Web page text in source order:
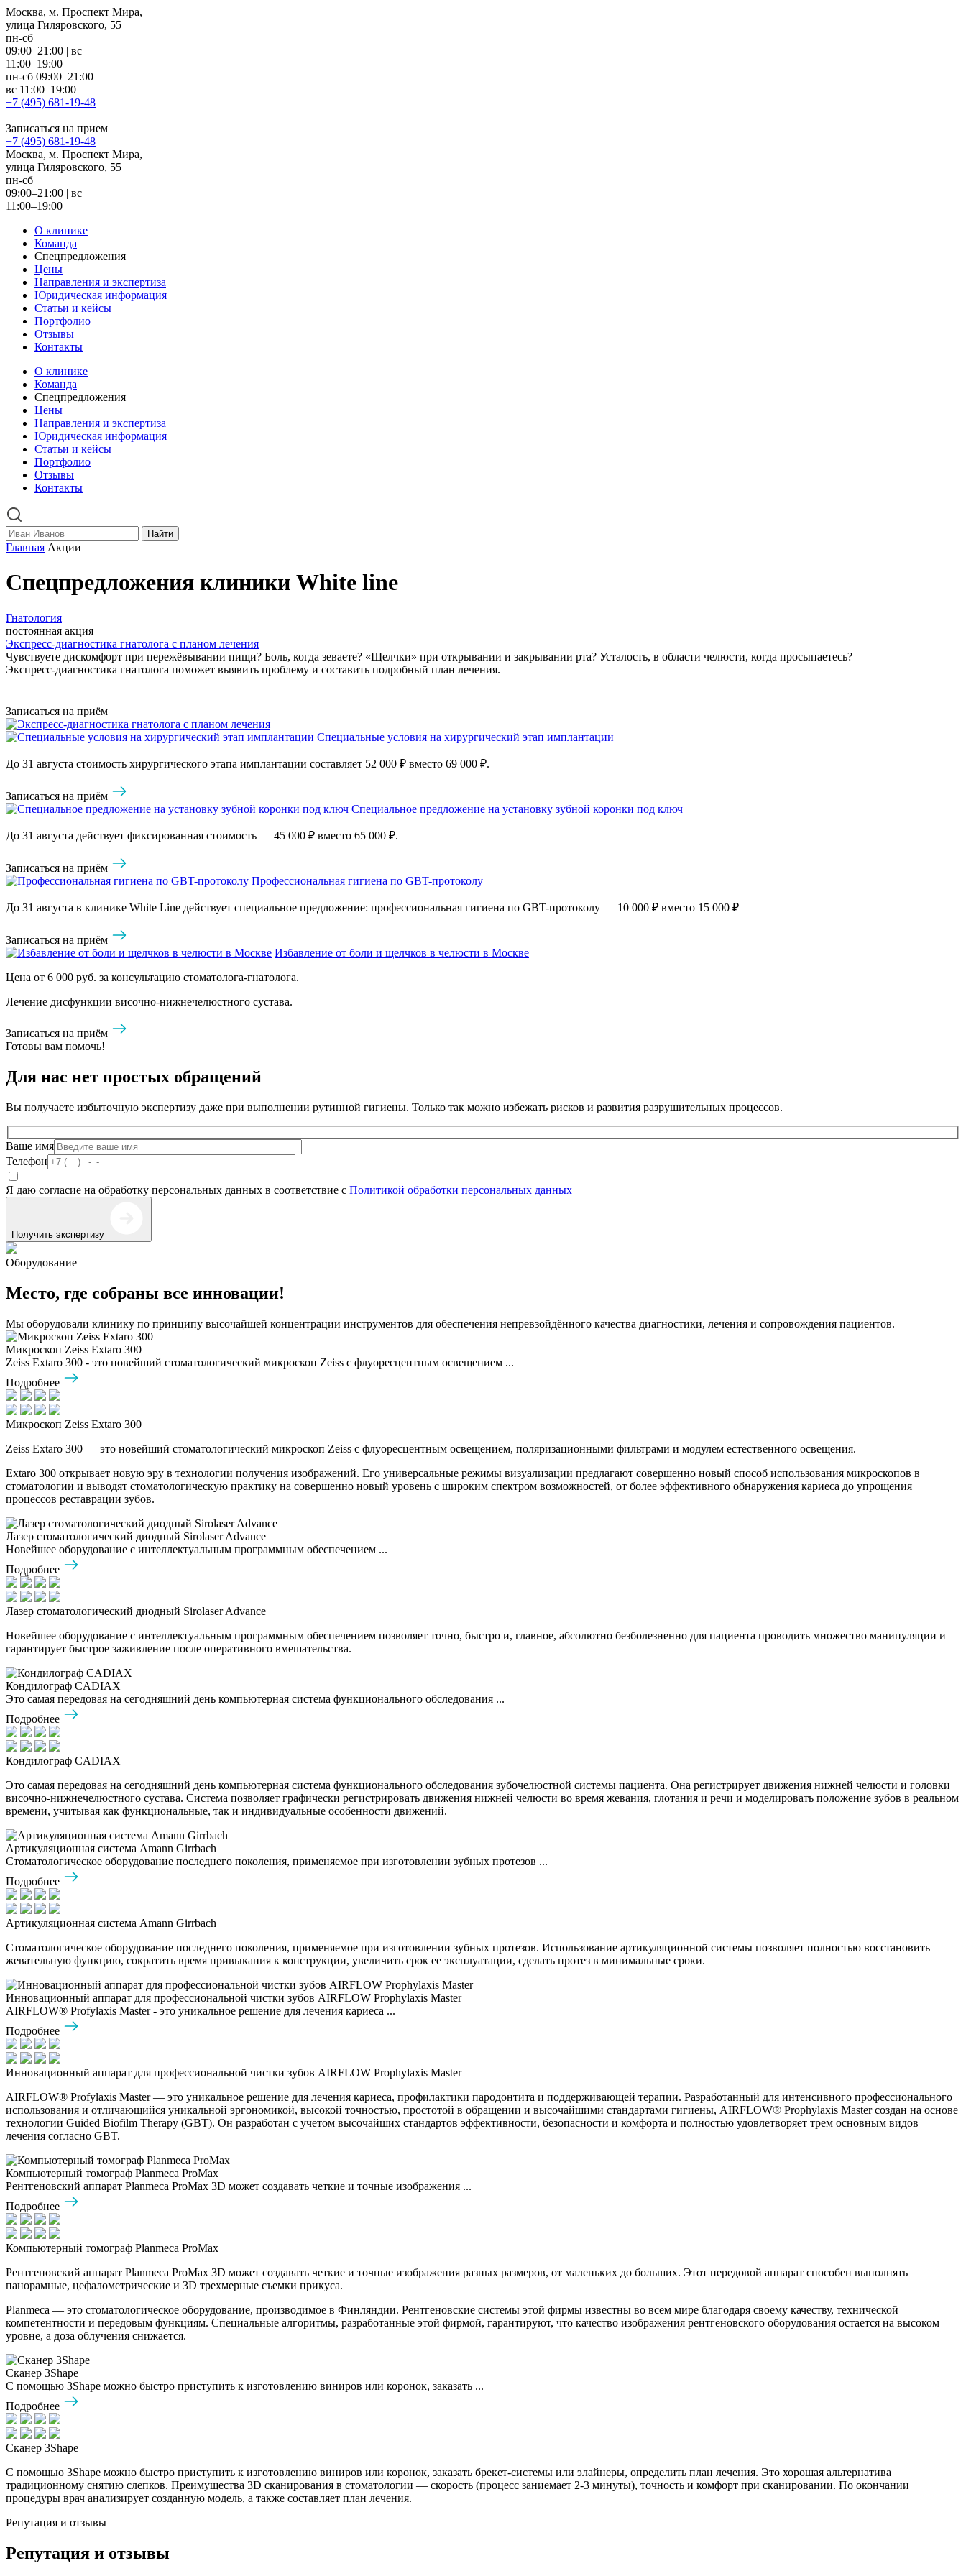
Москва, м. Проспект Мира,
улица Гиляровского, 55
пн-сб
09:00–21:00 | вс
11:00–19:00
пн-сб 09:00–21:00
вс 11:00–19:00
+7 (495) 681-19-48
Записаться на прием
+7 (495) 681-19-48
Москва, м. Проспект Мира,
улица Гиляровского, 55
пн-сб
09:00–21:00 | вс
11:00–19:00
О клинике
Команда
Спецпредложения
Цены
Направления и экспертиза
Юридическая информация
Статьи и кейсы
Портфолио
Отзывы
Контакты
О клинике
Команда
Спецпредложения
Цены
Направления и экспертиза
Юридическая информация
Статьи и кейсы
Портфолио
Отзывы
Контакты
Найти
Главная Акции
Спецпредложения клиники White line
Гнатология
постоянная акция
Экспресс-диагностика гнатолога с планом лечения
Чувствуете дискомфорт при пережёвывании пищи? Боль, когда зеваете? «Щелчки» при открывании и закрывании рта? Усталость, в области челюсти, когда просыпаетесь?
Экспресс-диагностика гнатолога поможет выявить проблему и составить подробный план лечения.
Записаться на приём
Специальные условия на хирургический этап имплантации
До 31 августа стоимость хирургического этапа имплантации составляет 52 000 ₽ вместо 69 000 ₽.
Записаться на приём
Специальное предложение на установку зубной коронки под ключ
До 31 августа действует фиксированная стоимость — 45 000 ₽ вместо 65 000 ₽.
Записаться на приём
Профессиональная гигиена по GBT-протоколу
До 31 августа в клинике White Line действует специальное предложение: профессиональная гигиена по GBT-протоколу — 10 000 ₽ вместо 15 000 ₽
Записаться на приём
Избавление от боли и щелчков в челюсти в Москве
Цена от 6 000 руб. за консультацию стоматолога-гнатолога.
Лечение дисфункции височно-нижнечелюстного сустава.
Записаться на приём
Готовы вам помочь!
Для нас нет простых обращений
Вы получаете избыточную экспертизу даже при выполнении рутинной гигиены. Только так можно избежать рисков и развития разрушительных процессов.
Ваше имя
Телефон
Я даю согласие на обработку персональных данных в соответствие с Политикой обработки персональных данных
Получить экспертизу
Оборудование
Место, где собраны все инновации!
Мы оборудовали клинику по принципу высочайшей концентрации инструментов для обеспечения непревзойдённого качества диагностики, лечения и сопровождения пациентов.
Микроскоп Zeiss Extaro 300
Zeiss Extaro 300 - это новейший стоматологический микроскоп Zeiss с флуоресцентным освещением ...
Подробнее
Микроскоп Zeiss Extaro 300
Zeiss Extaro 300 — это новейший стоматологический микроскоп Zeiss с флуоресцентным освещением, поляризационными фильтрами и модулем естественного освещения.
Extaro 300 открывает новую эру в технологии получения изображений. Его универсальные режимы визуализации предлагают совершенно новый способ использования микроскопов в
стоматологии и выводят стоматологическую практику на совершенно новый уровень с широким спектром возможностей, от более эффективного обнаружения кариеса до упрощения
процессов реставрации зубов.
Лазер стоматологический диодный Sirolaser Advance
Новейшее оборудование с интеллектуальным программным обеспечением ...
Подробнее
Лазер стоматологический диодный Sirolaser Advance
Новейшее оборудование с интеллектуальным программным обеспечением позволяет точно, быстро и, главное, абсолютно безболезненно для пациента проводить множество манипуляции и
гарантирует быстрое заживление после оперативного вмешательства.
Кондилограф CADIAX
Это самая передовая на сегодняшний день компьютерная система функционального обследования ...
Подробнее
Кондилограф CADIAX
Это самая передовая на сегодняшний день компьютерная система функционального обследования зубочелюстной системы пациента. Она регистрирует движения нижней челюсти и головки
височно-нижнечелюстного сустава. Система позволяет графически регистрировать движения нижней челюсти во время жевания, глотания и речи и моделировать положение зубов в реальном
времени, учитывая как функциональные, так и индивидуальные особенности движений.
Артикуляционная система Amann Girrbach
Стоматологическое оборудование последнего поколения, применяемое при изготовлении зубных протезов ...
Подробнее
Артикуляционная система Amann Girrbach
Стоматологическое оборудование последнего поколения, применяемое при изготовлении зубных протезов. Использование артикуляционной системы позволяет полностью восстановить
жевательную функцию, сократить время привыкания к конструкции, увеличить срок ее эксплуатации, сделать протез в минимальные сроки.
Инновационный аппарат для профессиональной чистки зубов AIRFLOW Prophylaxis Master
AIRFLOW® Profylaxis Master - это уникальное решение для лечения кариеса ...
Подробнее
Инновационный аппарат для профессиональной чистки зубов AIRFLOW Prophylaxis Master
AIRFLOW® Profylaxis Master — это уникальное решение для лечения кариеса, профилактики пародонтита и поддерживающей терапии. Разработанный для интенсивного профессионального
использования и отличающийся уникальной эргономикой, высокой точностью, простотой в обращении и высочайшими стандартами гигиены, AIRFLOW® Prophylaxis Master создан на основе
технологии Guided Biofilm Therapy (GBT). Он разработан с учетом высочайших стандартов эффективности, безопасности и комфорта и полностью удовлетворяет трем основным видов
лечения согласно GBT.
Компьютерный томограф Planmeca ProMax
Рентгеновский аппарат Planmeca ProMax 3D может создавать четкие и точные изображения ...
Подробнее
Компьютерный томограф Planmeca ProMax
Рентгеновский аппарат Planmeca ProMax 3D может создавать четкие и точные изображения разных размеров, от маленьких до больших. Этот передовой аппарат способен выполнять
панорамные, цефалометрические и 3D трехмерные съемки прикуса.
Planmeca — это стоматологическое оборудование, производимое в Финляндии. Рентгеновские системы этой фирмы известны во всем мире благодаря своему качеству, технической
компетентности и передовым функциям. Специальные алгоритмы, разработанные этой фирмой, гарантируют, что качество изображения рентгеновского оборудования остается на высоком
уровне, а доза облучения снижается.
Сканер 3Shape
С помощью 3Shape можно быстро приступить к изготовлению виниров или коронок, заказать ...
Подробнее
Сканер 3Shape
С помощью 3Shape можно быстро приступить к изготовлению виниров или коронок, заказать брекет-системы или элайнеры, определить план лечения. Это хорошая альтернатива
традиционному снятию слепков. Преимущества 3D сканирования в стоматологии — скорость (процесс заниемает 2-3 минуты), точность и комфорт при сканировании. По окончании
процедуры врач анализирует созданную модель, а также составляет план лечения.
Репутация и отзывы
Репутация и отзывы